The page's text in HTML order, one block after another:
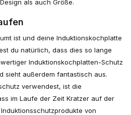
als auch Größe.
ist und deine Induktionskochplatte
du natürlich, dass dies so lange
Induktionskochplatten-Schutz
sieht außerdem fantastisch aus.
verwendest, ist die
im Laufe der Zeit Kratzer auf der
von